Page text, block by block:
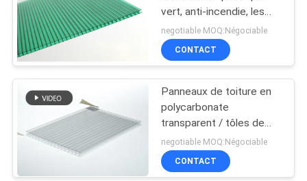
AU
SUJET
DE
NOUS
VISITE
D'USINE
vert, anti-incendie, les
panneaux muraux en
polycarbonate
negotiable MOQ:Négociable
CONTACT
Panneaux de toiture en
polycarbonate
transparent / tôles de
toiture en plastique
ondulé
negotiable MOQ:Négociable
CONTACT